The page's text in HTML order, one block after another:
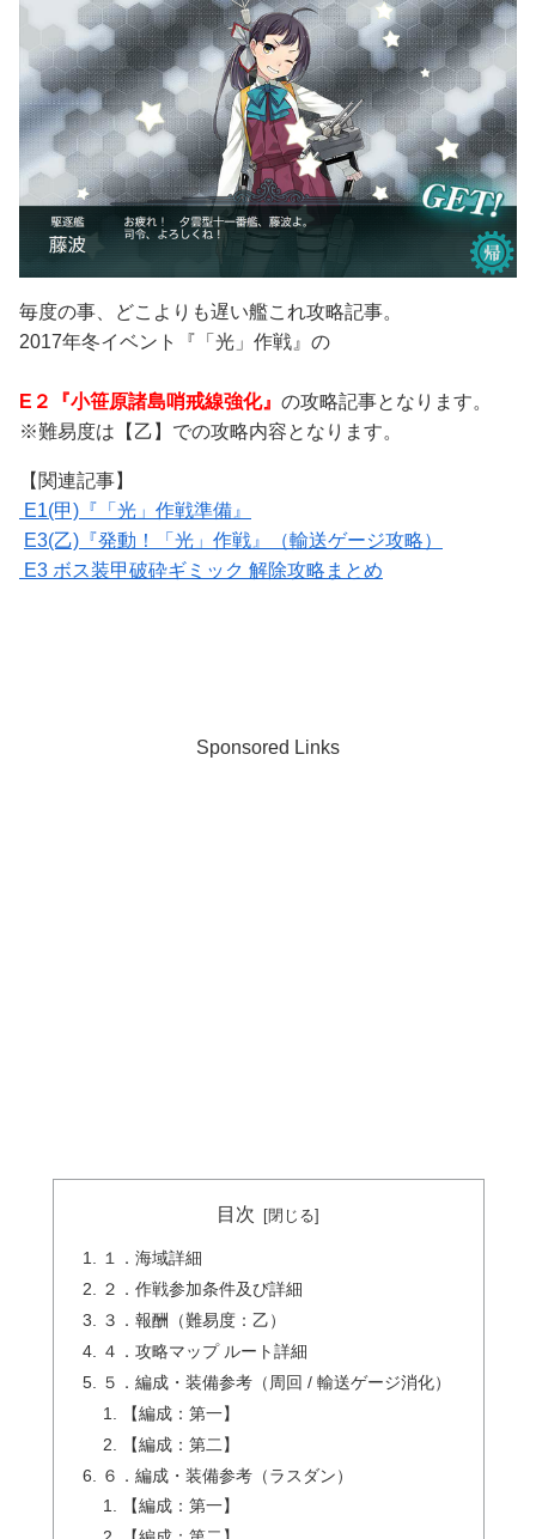
毎度の事、どこよりも遅い艦これ攻略記事。
2017年冬イベント『「光」作戦』の
E２『小笹原諸島哨戒線強化』 の攻略記事となります。
※難易度は【乙】での攻略内容となります。
【関連記事】
E1(甲)『「光」作戦準備』
E3(乙)『発動！「光」作戦』（輸送ゲージ攻略）
E3 ボス装甲破砕ギミック 解除攻略まとめ
Sponsored Links
目次
１．海域詳細
２．作戦参加条件及び詳細
３．報酬（難易度：乙）
４．攻略マップ ルート詳細
５．編成・装備参考（周回 / 輸送ゲージ消化）
【編成：第一】
【編成：第二】
６．編成・装備参考（ラスダン）
【編成：第一】